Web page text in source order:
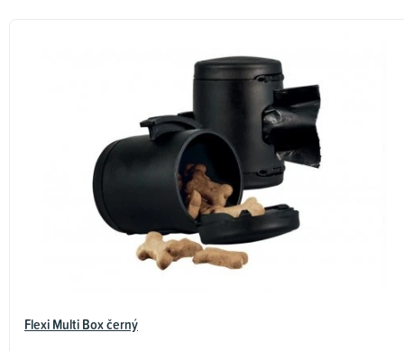
Flexi Multi Box černý